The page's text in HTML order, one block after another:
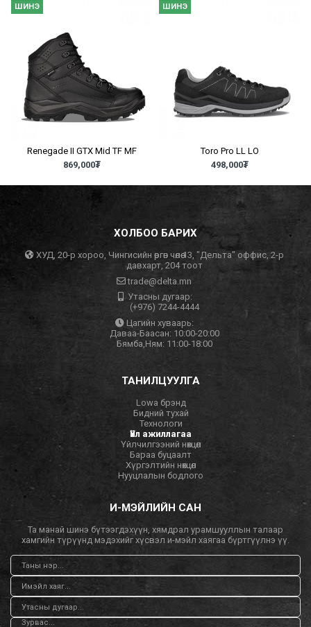
ШИНЭ
Renegade II GTX Mid TF MF
869,000₮
ШИНЭ
Toro Pro LL LO
498,000₮
ХОЛБОО БАРИХ
ХУД, 20-р хороо, Чингисийн өргөн чөлөө 13, "Дельта" оффис, 2-р
давхарт, 204 тоот
trade@delta.mn
Утасны дугаар:
(+976) 7244-4444
Цагийн хуваарь:
Даваа-Баасан: 10:00-20:00
Бямба,Ням: 11:00-18:00
ТАНИЛЦУУЛГА
Lowa брэнд
Бидний тухай
Технологи
Үйл ажиллагаа
Үйлчилгээний нөхцөл
Бараа буцаалт
Хүргэлтийн нөхцөл
Нууцлалын бодлого
И-МЭЙЛИЙН САН
Та манай шинэ бүтээгдэхүүн, хямдрал урамшууллын талаар
хамгийн түрүүнд мэдэхийг хүсвэл и-мэйл хаягаа бүртгүүлнэ үү.